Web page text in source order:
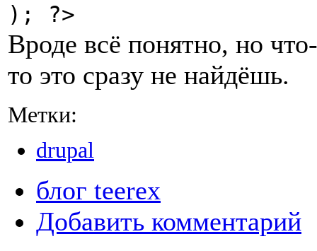
); ?>
Вроде всё понятно, но что-
то это сразу не найдёшь.
Метки:
drupal
блог teerex
Добавить комментарий